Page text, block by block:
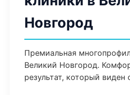
Новгород
Премиальная
Великий Новгород.
результат, который виден